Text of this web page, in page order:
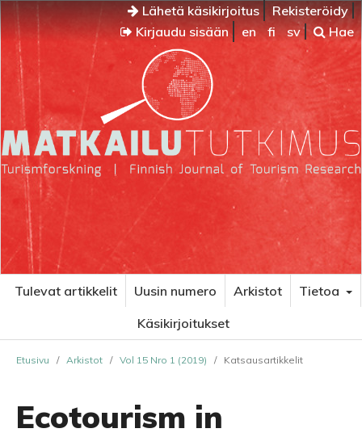
Lähetä käsikirjoitus
Rekisteröidy
Kirjaudu sisään
en fi sv Hae
Tulevat artikkelit Uusin numero Arkistot
Tietoa
Käsikirjoitukset
Etusivu / Arkistot / Vol 15 Nro 1 (2019) / Katsausartikkelit
Ecotourism in